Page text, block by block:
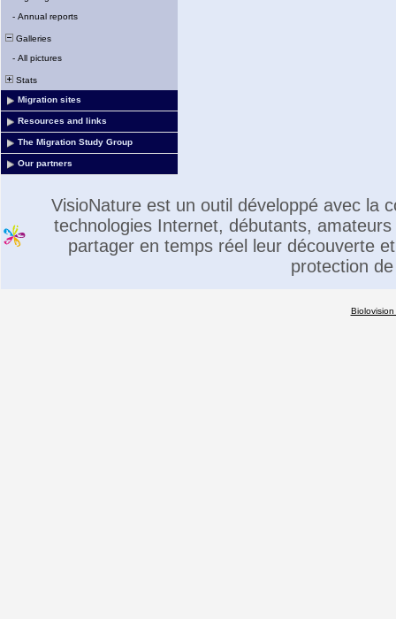
- Annual reports
Galleries
- All pictures
Stats
Migration sites
Resources and links
The Migration Study Group
Our partners
VisioNature est un outil développé avec la
technologies Internet, débutants,
partager en temps réel leur découverte
protection
Biolovision